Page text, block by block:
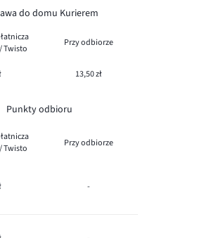
do domu Kurierem
Twisto
Przy odbiorze
13,50 zł
Punkty odbioru
Twisto
Przy odbiorze
-